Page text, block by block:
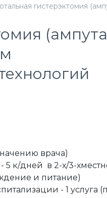
гистерэктомия
врача)
5 к/дней в 2-х/3-
и питание)
- 1 услуга